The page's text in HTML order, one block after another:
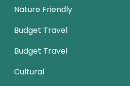
Nature Friendly
Budget Travel
Budget Travel
Cultural